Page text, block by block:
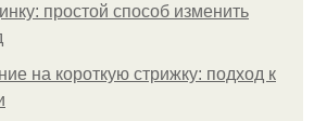
простой способ изменить
на короткую стрижку: подход к